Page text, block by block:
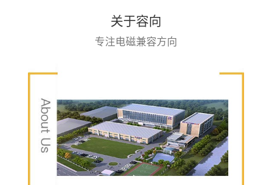
关于容向
专注电磁兼容方向